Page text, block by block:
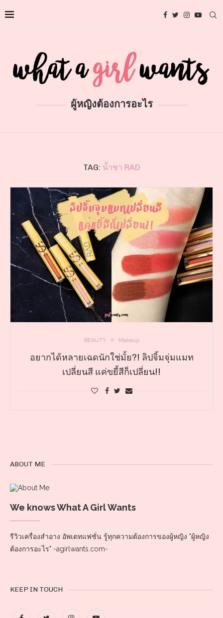
ผู้หญิงต้องการอะไร
TAG: น้ำชา RAD
BEAUTY Makeup
อยากได้หลายเฉดนักใช่มั้ย?! ลิปจิ้มจุ่มแมท
เปลี่ยนสี แค่ขยี้สีก็เปลี่ยน!!
ABOUT ME
We knows What A Girl Wants
รีวิวเครื่องสำอาง อัพเดทแฟชั่น รู้ทุกความต้องการของผู้หญิง "ผู้หญิง
ต้องการอะไร" -agirlwants.com-
KEEP IN TOUCH